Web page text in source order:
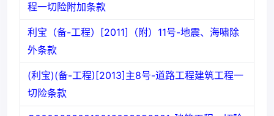
程一切险附加条款
利宝（备-工程）[2011]（附）11号-地震、海啸除
外条款
(利宝)(备-工程)[2013]主8号-道路工程建筑工程一
切险条款